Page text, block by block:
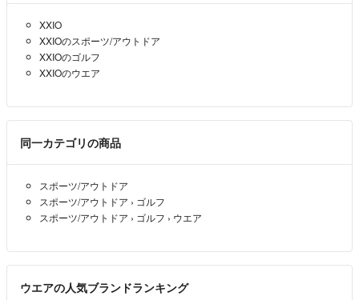
HERMES
XXIO
XXIOのスポーツ/アウトドア
XXIOのゴルフ
XXIOのウエア
同一カテゴリの商品
スポーツ/アウトドア
スポーツ/アウトドア › ゴルフ
スポーツ/アウトドア › ゴルフ › ウエア
ウエアの人気ブランドランキング